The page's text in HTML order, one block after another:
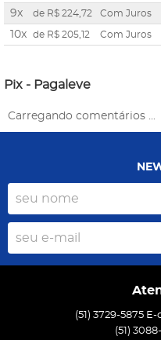
9x de R$ 224,72 Com Juros
10x de R$ 205,12 Com Juros
Pix - Pagaleve
Carregando comentários ...
(51) 3729-5875
(51)